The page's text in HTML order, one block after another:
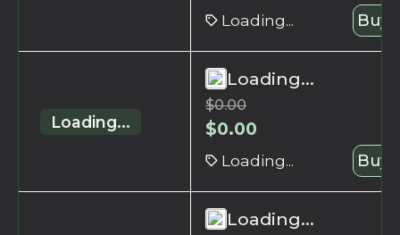
Loading... Buy
Loading...
Loading...
$0.00
$0.00
Loading... Buy
Loading...